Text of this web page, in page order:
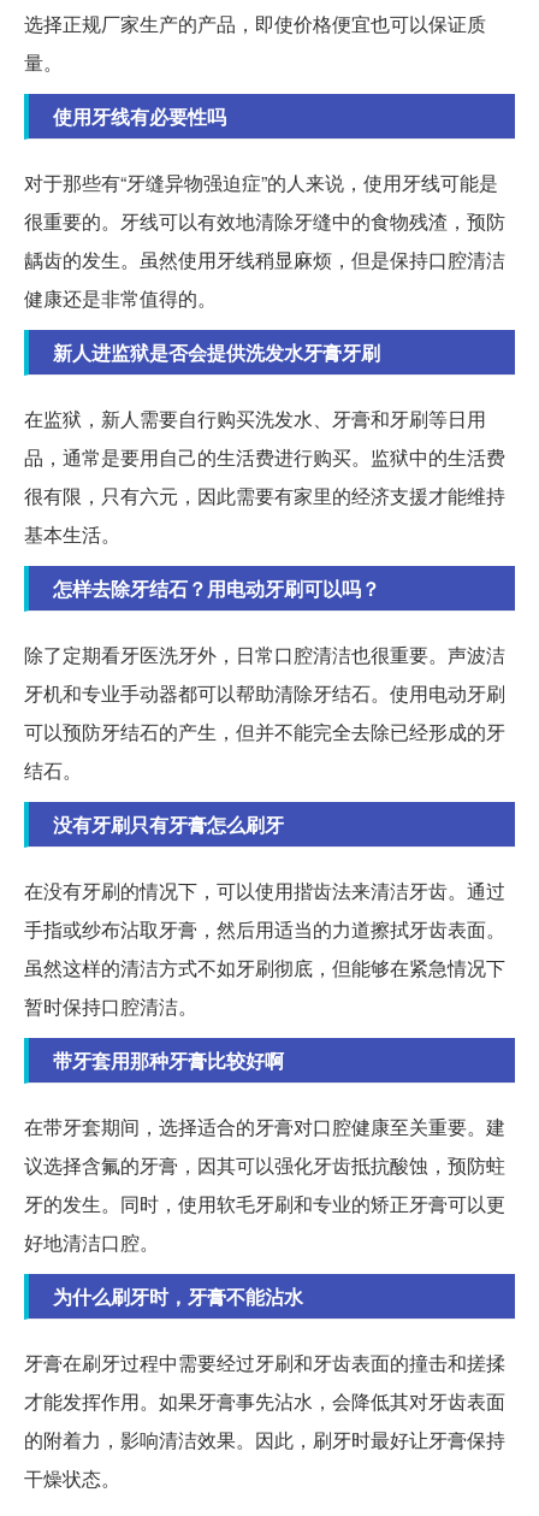
选择正规厂家生产的产品，即使价格便宜也可以保证质
量。
使用牙线有必要性吗
对于那些有“牙缝异物强迫症”的人来说，使用牙线可能是
很重要的。牙线可以有效地清除牙缝中的食物残渣，预防
龋齿的发生。虽然使用牙线稍显麻烦，但是保持口腔清洁
健康还是非常值得的。
新人进监狱是否会提供洗发水牙膏牙刷
在监狱，新人需要自行购买洗发水、牙膏和牙刷等日用
品，通常是要用自己的生活费进行购买。监狱中的生活费
很有限，只有六元，因此需要有家里的经济支援才能维持
基本生活。
怎样去除牙结石？用电动牙刷可以吗？
除了定期看牙医洗牙外，日常口腔清洁也很重要。声波洁
牙机和专业手动器都可以帮助清除牙结石。使用电动牙刷
可以预防牙结石的产生，但并不能完全去除已经形成的牙
结石。
没有牙刷只有牙膏怎么刷牙
在没有牙刷的情况下，可以使用揩齿法来清洁牙齿。通过
手指或纱布沾取牙膏，然后用适当的力道擦拭牙齿表面。
虽然这样的清洁方式不如牙刷彻底，但能够在紧急情况下
暂时保持口腔清洁。
带牙套用那种牙膏比较好啊
在带牙套期间，选择适合的牙膏对口腔健康至关重要。建
议选择含氟的牙膏，因其可以强化牙齿抵抗酸蚀，预防蛀
牙的发生。同时，使用软毛牙刷和专业的矫正牙膏可以更
好地清洁口腔。
为什么刷牙时，牙膏不能沾水
牙膏在刷牙过程中需要经过牙刷和牙齿表面的撞击和搓揉
才能发挥作用。如果牙膏事先沾水，会降低其对牙齿表面
的附着力，影响清洁效果。因此，刷牙时最好让牙膏保持
干燥状态。